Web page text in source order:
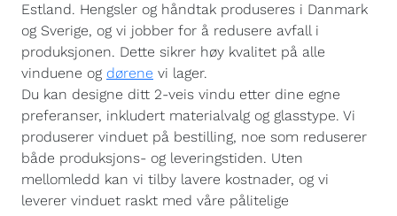
Estland. Hengsler og håndtak produseres i Danmark
og Sverige, og vi jobber for å redusere avfall i
produksjonen. Dette sikrer høy kvalitet på alle
vinduene og dørene vi lager.
Du kan designe ditt 2-veis vindu etter dine egne
preferanser, inkludert materialvalg og glasstype. Vi
produserer vinduet på bestilling, noe som reduserer
både produksjons- og leveringstiden. Uten
mellomledd kan vi tilby lavere kostnader, og vi
leverer vinduet raskt med våre pålitelige